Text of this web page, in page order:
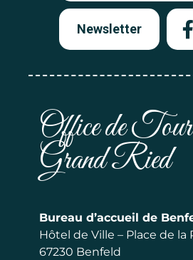
Newsletter
Office de
Grand Ried
Bureau d’accueil de
Hôtel de Ville – Place de
67230 Benfeld